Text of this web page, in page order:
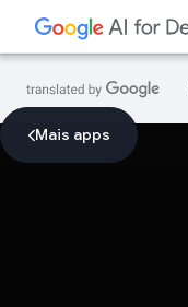
Mais apps